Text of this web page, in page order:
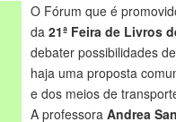
O Fórum que é
da 21ª Feira de Livros
debater possibilidades
haja uma proposta
e dos meios de
A professora Andrea